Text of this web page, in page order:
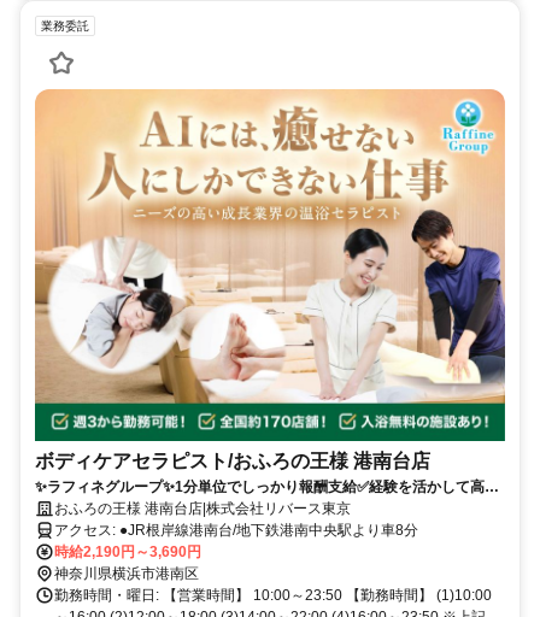
業務委託
ボディケアセラピスト/おふろの王様 港南台店
✨️ラフィネグループ✨1分単位でしっかり報酬支給️✅経験を活かして高時
給✅️ノルマなし✅️ブランクOK！✅スキルUPも可能◎️セカンドキャリアと
してセラピストデビューしませんか？
おふろの王様 港南台店|株式会社リバース東京
アクセス: ●JR根岸線港南台/地下鉄港南中央駅より車8分
時給2,190円～3,690円
神奈川県横浜市港南区
勤務時間・曜日: 【営業時間】 10:00～23:50 【勤務時間】 (1)10:00